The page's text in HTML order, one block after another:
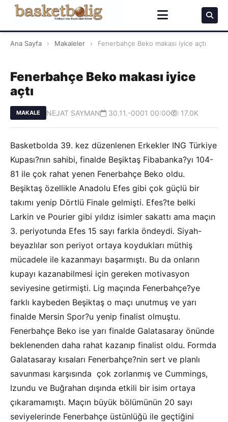
Ana Sayfa › Makaleler › Fenerbahçe Beko makası iyice açtı
Fenerbahçe Beko makası iyice
açtı
MAKALE NEJAT SAYMAN 30.11.-0001 00:00 17.0K
Basketbolda 39. kez düzenlenen Erkekler ING Türkiye
Kupası?nın sahibi, finalde Beşiktaş Fibabanka?yı 104-
81 ile çok rahat yenen Fenerbahçe Beko oldu.
Beşiktaş özellikle Anadolu Efes gibi çok güçlü bir
takımı yenip Dörtlü Finale gelmişti. Efes?te belki
Larkin ve Pourier gibi yıldız isimler sakattı ama maçın
3. periyotunda Efes 15 sayı farkla öndeydi. Siyah-
beyazlılar son periyot ortaya koydukları müthiş
mücadele ile kazanmayı başarmıştı. Bu da onların
kupayı kazanabilmesi için gereken motivasyon
seviyesine getirmişti. Lig maçında Fenerbahçe?ye
farklı kaybeden Beşiktaş o maçı unutmuş ve yarı
finalde Mersin Spor?u yenip finalist olmuştu.
Fenerbahçe Beko ise yarı finalde Galatasaray önünde
beklenenden daha rahat kazanıp finalist oldu. Formda
Galatasaray kısaları Fenerbahçe?nin sert ve planlı
savunması karşısında çok zorlanmış ve Cummings,
Izundu ve Buğrahan dışında etkili bir isim ortaya
çıkaramamıştı. Maçın büyük bölümünün 20 sayı
seviyelerinde Fenerbahçe üstünlüğü ile geçtiğini